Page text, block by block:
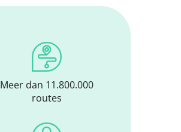
Meer dan 11.800.000
routes